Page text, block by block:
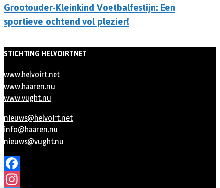
Grootouder-Kleinkind Voetbalfestijn: Een
sportieve ochtend vol plezier!
STICHTING HELVOIRTNET
www.helvoirt.net
www.haaren.nu
www.vught.nu
nieuws@helvoirt.net
info@haaren.nu
nieuws@vught.nu
Facebook